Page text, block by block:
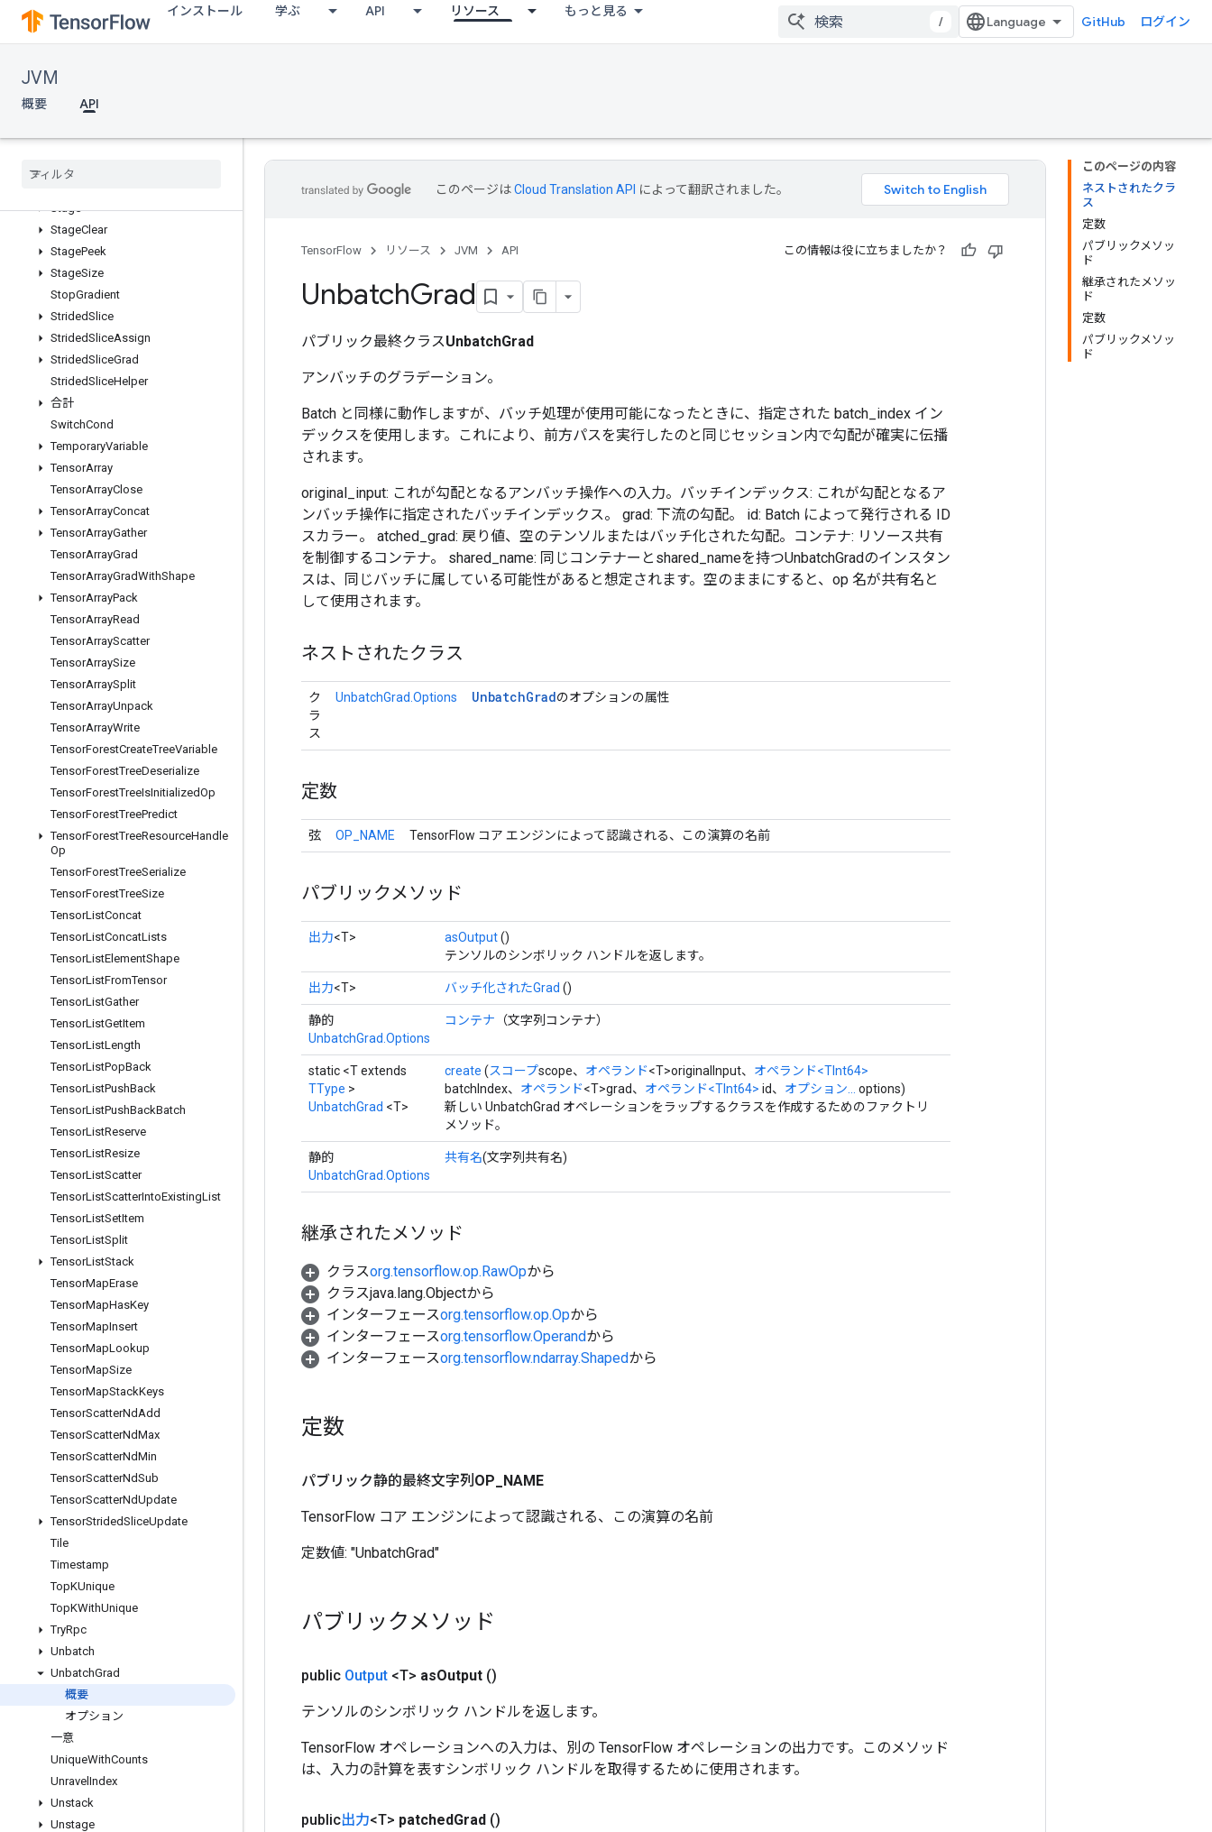
インストール 学ぶ API リソース もっと見る
/ GitHub ログイン
JVM
概要 API
Size
Snapshot
SpaceToBatchNd
SplitV
Stage
StageClear
StagePeek
StageSize
StopGradient
StridedSlice
StridedSliceAssign
StridedSliceGrad
StridedSliceHelper
合計
SwitchCond
TemporaryVariable
TensorArray
TensorArrayClose
TensorArrayConcat
TensorArrayGather
TensorArrayGrad
TensorArrayGradWithShape
TensorArrayPack
TensorArrayRead
TensorArrayScatter
TensorArraySize
TensorArraySplit
TensorArrayUnpack
TensorArrayWrite
TensorForestCreateTreeVariable
TensorForestTreeDeserialize
TensorForestTreeIsInitializedOp
TensorForestTreePredict
TensorForestTreeResourceHandle
Op
TensorForestTreeSerialize
TensorForestTreeSize
TensorListConcat
TensorListConcatLists
TensorListElementShape
TensorListFromTensor
TensorListGather
TensorListGetItem
TensorListLength
TensorListPopBack
TensorListPushBack
TensorListPushBackBatch
TensorListReserve
TensorListResize
TensorListScatter
TensorListScatterIntoExistingList
TensorListSetItem
TensorListSplit
TensorListStack
TensorMapErase
TensorMapHasKey
TensorMapInsert
TensorMapLookup
TensorMapSize
TensorMapStackKeys
TensorScatterNdAdd
TensorScatterNdMax
TensorScatterNdMin
TensorScatterNdSub
TensorScatterNdUpdate
TensorStridedSliceUpdate
Tile
Timestamp
TopKUnique
TopKWithUnique
TryRpc
Unbatch
UnbatchGrad
概要
オプション
一意
UniqueWithCounts
Unravel Index
Unstack
Unstage
このページの内容
ネストされたクラ
ス
定数
パブリックメソッ
ド
継承されたメソッ
ド
定数
パブリックメソッ
ド
このページはCloud Translation API によって翻訳されました。
TensorFlow リソース JVM API この情報は役に立ちましたか？
UnbatchGrad
パブリック最終クラスUnbatchGrad
アンバッチのグラデーション。
Batch と同様に動作しますが、バッチ処理が使用可能になったときに、指定された batch_index イン
デックスを使用します。これにより、前方パスを実行したのと同じセッション内で勾配が確実に伝播
されます。
original_input: これが勾配となるアンバッチ操作への入力。バッチインデックス: これが勾配となるア
ンバッチ操作に指定されたバッチインデックス。 grad: 下流の勾配。 id: Batch によって発行される ID
スカラー。 atched_grad: 戻り値、空のテンソルまたはバッチ化された勾配。コンテナ: リソース共有
を制御するコンテナ。 shared_name: 同じコンテナーとshared_nameを持つUnbatchGradのインスタン
スは、同じバッチに属している可能性があると想定されます。空のままにすると、op 名が共有名と
して使用されます。
ネストされたクラス
ク
ラ
ス
UnbatchGrad.Options UnbatchGradのオプションの属性
定数
弦 OP_NAME TensorFlow コア エンジンによって認識される、この演算の名前
パブリックメソッド
出力<T> asOutput()
テンソルのシンボリック ハンドルを返します。
出力<T> バッチ化されたGrad ()
静的
UnbatchGrad.Options
コンテナ （文字列コンテナ）
static <T extends
TType >
UnbatchGrad <T>
create (スコープscope、 オペランド<T>originalInput、 オペランド<TInt64>
batchIndex、 オペランド<T>grad、 オペランド<TInt64> id、 オプション...
options)
新しい UnbatchGrad オペレーションをラップするクラスを作成するためのファクトリ
メソッド。
静的
UnbatchGrad.Options
共有名(文字列共有名)
継承されたメソッド
クラスorg.tensorflow.op.RawOpから
クラスjava.lang.Objectから
インターフェースorg.tensorflow.op.Opから
インターフェースorg.tensorflow.Operandから
インターフェースorg.tensorflow.ndarray.Shapedから
定数
パブリック静的最終文字列OP NAME
TensorFlow コア エンジンによって認識される、この演算の名前
定数値: "UnbatchGrad"
パブリックメソッド
public Output <T> asOutput ()
テンソルのシンボリック ハンドルを返します。
TensorFlow オペレーションへの入力は、別の TensorFlow オペレーションの出力です。このメソッド
は、入力の計算を表すシンボリック ハンドルを取得するために使用されます。
public出力<T> patchedGrad ()